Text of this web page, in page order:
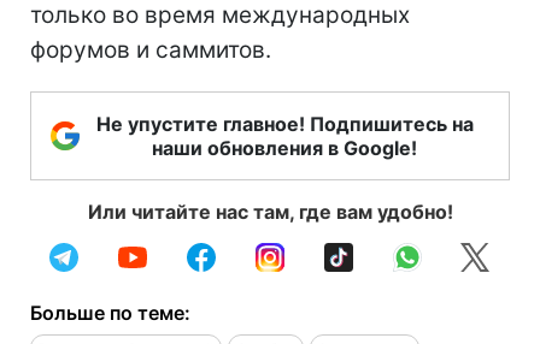
только во время международных
форумов и саммитов.
Не упустите главное! Подпишитесь на
наши обновления в Google!
Или читайте нас там, где вам удобно!
Больше по теме: